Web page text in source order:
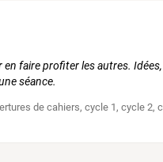
faire profiter les autres.
séance.
de cahiers,cycle 1,cycle 2,